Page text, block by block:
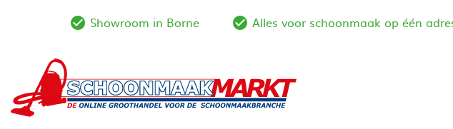
check_circle_outline
Showroom in Borne check_circle_outline
Alles voor schoonmaak op één